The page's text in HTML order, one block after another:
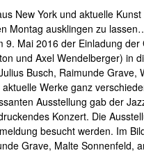
New York und aktuelle
Montag ausklingen zu
9. Mai 2016 der Einladung
und Axel Wendelberger) in
Busch, Raimunde Grave,
aktuelle Werke ganz
Ausstellung gab der
Konzert. Die
besucht werden. Im
Grave, Malte Sonnenfeld,